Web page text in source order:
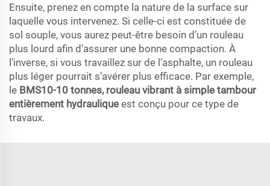
Ensuite, prenez en compte la nature de la surface sur
laquelle vous intervenez. Si celle-ci est constituée de
sol souple, vous aurez peut-être besoin d’un rouleau
plus lourd afin d’assurer une bonne compaction. À
l’inverse, si vous travaillez sur de l’asphalte, un rouleau
plus léger pourrait s’avérer plus efficace. Par exemple,
le BMS10-10 tonnes, rouleau vibrant à simple tambour
entièrement hydraulique est conçu pour ce type de
travaux.